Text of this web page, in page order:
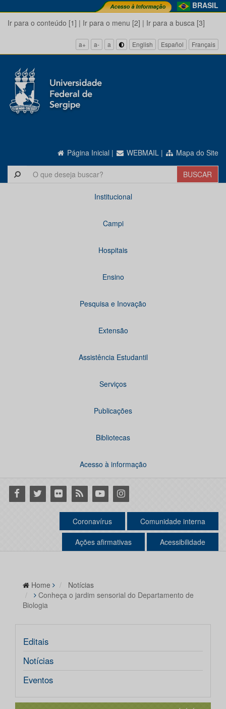
BRASIL
Ir para o conteúdo [1] | Ir para o menu [2] | Ir para a busca [3]
a+ a- a English Español Français
Página Inicial | WEBMAIL | Mapa do Site
Institucional
Campi
Hospitais
Ensino
Pesquisa e Inovação
Extensão
Assistência Estudantil
Serviços
Publicações
Bibliotecas
Acesso à informação
Facebook
Twitter Flickr RSS YoutubeInstagram
Coronavírus Comunidade interna
Ações afirmativas Acessibilidade
Home
Notícias
Conheça o jardim sensorial do Departamento de
Biologia
Editais
Notícias
Eventos